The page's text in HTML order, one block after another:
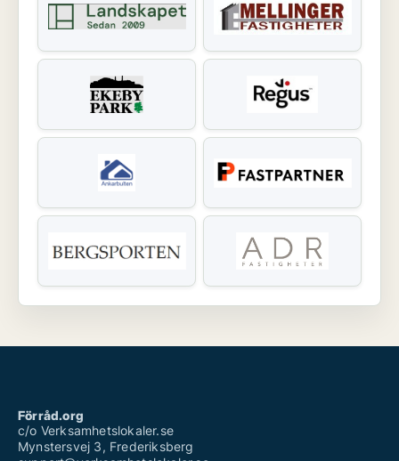
Förråd.org
c/o Verksamhetslokaler.se
Mynstersvej 3, Frederiksberg